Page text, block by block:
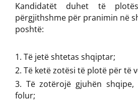
Kandidatët duhet të
përgjithshme për pranimin në
poshtë:
Të jetë shtetas shqiptar;
Të ketë zotësi të plotë për të
Të zotërojë gjuhën
folur;